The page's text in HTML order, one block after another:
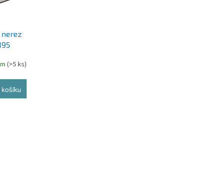
nerez
(>5 ks)
košíku